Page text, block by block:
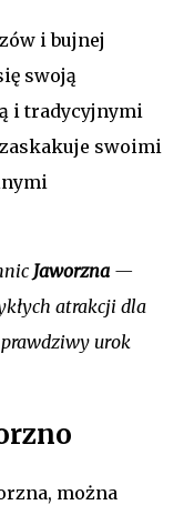
i bujnej
swoją
i tradycyjnymi
swoimi
Jaworzna —
atrakcji dla
urok
można